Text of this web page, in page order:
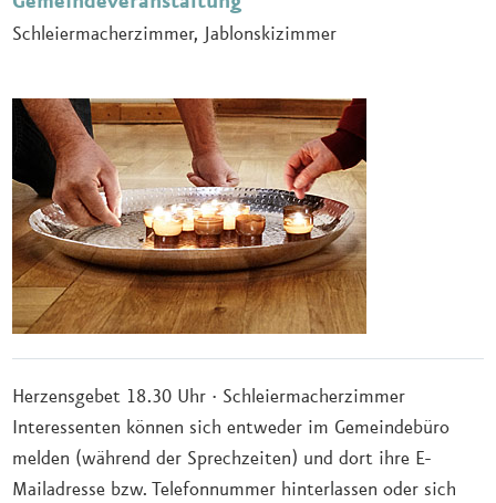
Schleiermacherzimmer, Jablonskizimmer
Herzensgebet 18.30 Uhr · Schleiermacherzimmer
Interessenten können sich entweder im Gemeindebüro
melden (während der Sprechzeiten) und dort ihre E-
Mailadresse bzw. Telefonnummer hinterlassen oder sich